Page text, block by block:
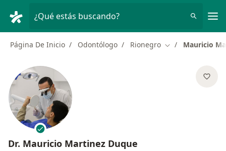
¿Qué estás buscando?
Página De Inicio Odontólogo Rionegro Cambiar de
Mauricio
Dr. Mauricio Martinez Duque